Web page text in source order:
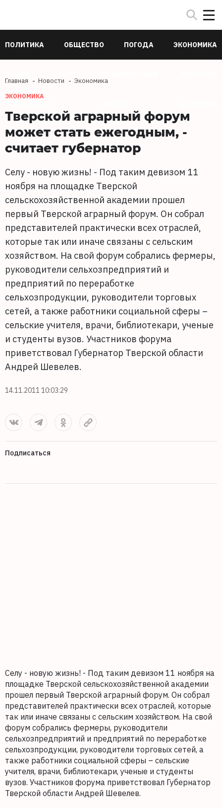
ПОЛИТИКА ОБЩЕСТВО ПОГОДА ЭКОНОМИКА
Главная Новости Экономика
ЭКОНОМИКА
Тверской аграрный форум
может стать ежегодным, -
считает губернатор
Селу - новую жизнь! - Под таким девизом 11
ноября на площадке Тверской
сельскохозяйственной академии прошел
первый Тверской аграрный форум. Он собрал
представителей практически всех отраслей,
которые так или иначе связаны с сельским
хозяйством. На свой форум собрались фермеры,
руководители сельхозпредприятий и
предприятий по переработке
сельхозпродукции, руководители торговых
сетей, а также работники социальной сферы –
сельские учителя, врачи, библиотекари, ученые
и студенты вузов. Участников форума
приветствовал Губернатор Тверской области
Андрей Шевелев.
14.11.2011 10:03:29
Подписаться
Селу - новую жизнь! - Под таким девизом 11 ноября на
площадке Тверской сельскохозяйственной академии
прошел первый Тверской аграрный форум. Он собрал
представителей практически всех отраслей, которые
так или иначе связаны с сельским хозяйством. На свой
форум собрались фермеры, руководители
сельхозпредприятий и предприятий по переработке
сельхозпродукции, руководители торговых сетей, а
также работники социальной сферы – сельские
учителя, врачи, библиотекари, ученые и студенты
вузов. Участников форума приветствовал Губернатор
Тверской области Андрей Шевелев.